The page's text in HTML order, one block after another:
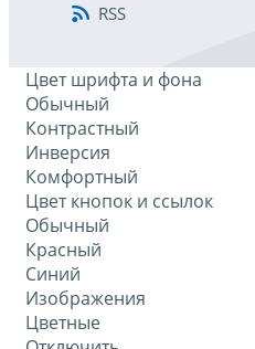
RSS
Цвет шрифта и фона
Обычный
Контрастный
Инверсия
Комфортный
Цвет кнопок и ссылок
Обычный
Красный
Синий
Изображения
Цветные